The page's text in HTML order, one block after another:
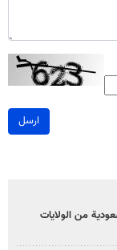
ارسل
من الولايات